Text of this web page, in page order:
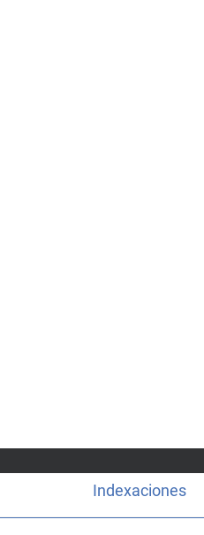
Indexaciones